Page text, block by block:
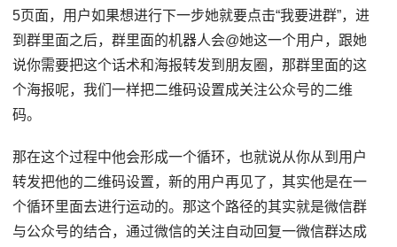
5页面，用户如果想进行下一步她就要点击“我要进群”，进
到群里面之后，群里面的机器人会@她这一个用户，跟她
说你需要把这个话术和海报转发到朋友圈，那群里面的这
个海报呢，我们一样把二维码设置成关注公众号的二维
码。
那在这个过程中他会形成一个循环，也就说从你从到用户
转发把他的二维码设置，新的用户再见了，其实他是在一
个循环里面去进行运动的。那这个路径的其实就是微信群
与公众号的结合，通过微信的关注自动回复一微信群达成